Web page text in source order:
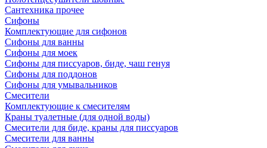
Сантехника прочее
Сифоны
Комплектующие для сифонов
Сифоны для ванны
Сифоны для моек
Сифоны для писсуаров, биде, чаш генуя
Сифоны для поддонов
Сифоны для умывальников
Смесители
Комплектующие к смесителям
Краны туалетные (для одной воды)
Смесители для биде, краны для писсуаров
Смесители для ванны